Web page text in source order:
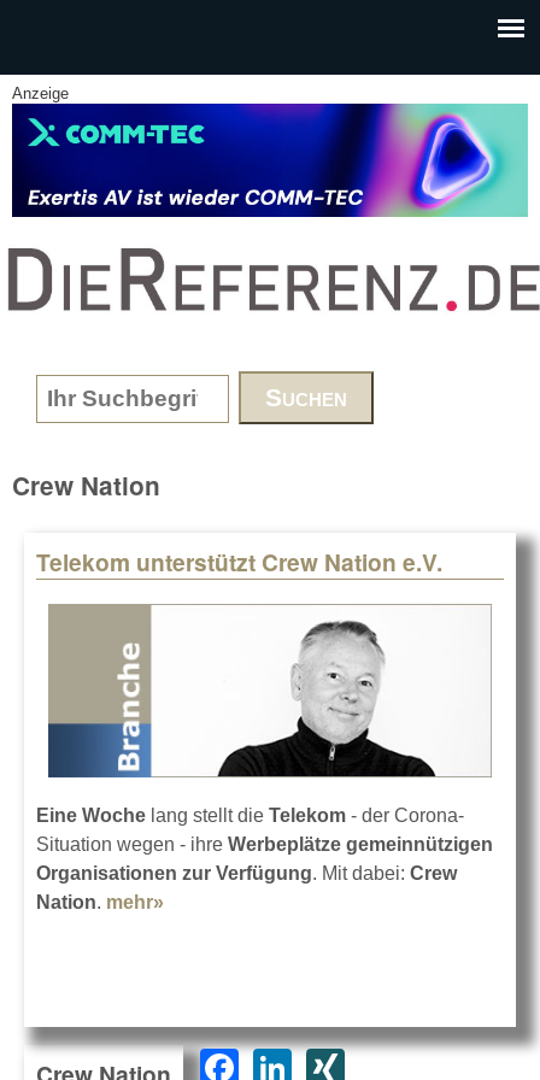
Anzeige
www.DieReferenz.de
Search form
Crew Nation
Telekom unterstützt Crew Nation e.V.
Eine Woche lang stellt die Telekom - der Corona-
Situation wegen - ihre Werbeplätze gemeinnützigen
Organisationen zur Verfügung. Mit dabei: Crew
Nation. mehr»
F
Li XI